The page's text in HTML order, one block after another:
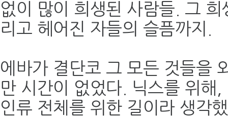
없이 많이 희생된 사람들. 그
리고 헤어진 자들의 슬픔까지.
에바가 결단코 그 모든 것들을
만 시간이 없었다. 닉스를 위해
인류 전체를 위한 길이라 생각